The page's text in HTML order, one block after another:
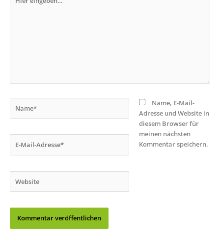
eingeben…
Mail-
Name, E-Mail-
Adresse und Website in
diesem Browser für
meinen nächsten
Kommentar speichern.